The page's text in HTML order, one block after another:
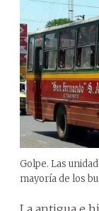
Golpe. Las
mayoría de los